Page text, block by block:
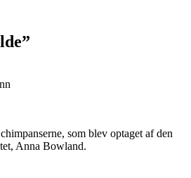
som blev optaget af den
Anna Bowland.